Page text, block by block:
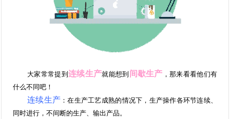
大家常常提到连续生产就能想到间歇生产 ，那来看看他们有
什么不同吧！
连续生产 ：在生产工艺成熟的情况下，生产操作各环节连续、
同时进行，不间断的生产、输出产品。